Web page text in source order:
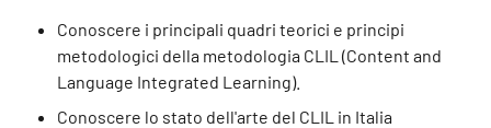
Conoscere i principali quadri teorici e principi
metodologici della metodologia CLIL (Content and
Language Integrated Learning).
Conoscere lo stato dell'arte del CLIL in Italia